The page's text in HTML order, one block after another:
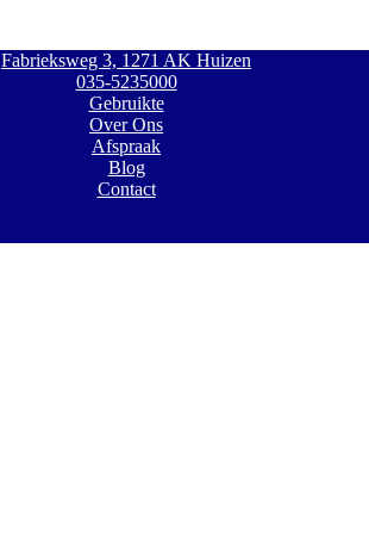
Fabrieksweg 3, 1271 AK Huizen
035-5235000
Gebruikte
Over Ons
Afspraak
Blog
Contact